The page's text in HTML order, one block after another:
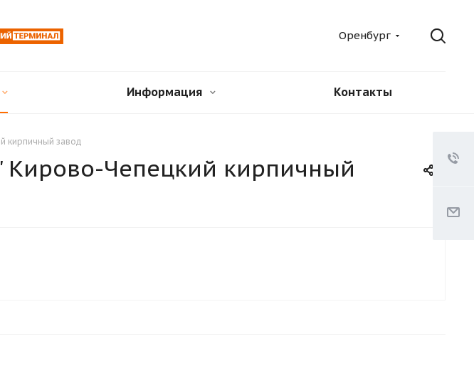
Оренбург
Информация Контакты
кирпичный завод
Кирово-Чепецкий кирпичный